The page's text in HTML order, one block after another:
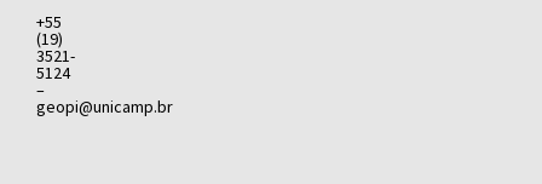
+55
(19)
3521-
5124
–
geopi@unicamp.br